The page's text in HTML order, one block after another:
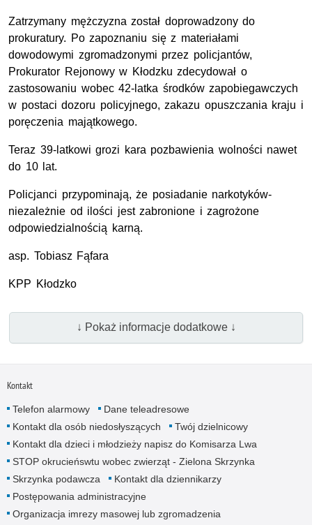
Zatrzymany mężczyzna został doprowadzony do
prokuratury. Po zapoznaniu się z materiałami
dowodowymi zgromadzonymi przez policjantów,
Prokurator Rejonowy w Kłodzku zdecydował o
zastosowaniu wobec 42-latka środków zapobiegawczych
w postaci dozoru policyjnego, zakazu opuszczania kraju i
poręczenia majątkowego.
Teraz 39-latkowi grozi kara pozbawienia wolności nawet
do 10 lat.
Policjanci przypominają, że posiadanie narkotyków-
niezależnie od ilości jest zabronione i zagrożone
odpowiedzialnością karną.
asp. Tobiasz Fąfara
KPP Kłodzko
↓ Pokaż informacje dodatkowe ↓
Kontakt
Telefon alarmowy
Dane teleadresowe
Kontakt dla osób niedosłyszących
Twój dzielnicowy
Kontakt dla dzieci i młodzieży napisz do Komisarza Lwa
STOP okrucieńswtu wobec zwierząt - Zielona Skrzynka
Skrzynka podawcza
Kontakt dla dziennikarzy
Postępowania administracyjne
Organizacja imrezy masowej lub zgromadzenia